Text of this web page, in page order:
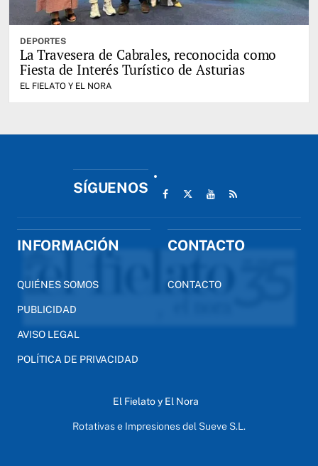
DEPORTES
La Travesera de Cabrales, reconocida como
Fiesta de Interés Turístico de Asturias
EL FIELATO Y EL NORA
SÍGUENOS
INFORMACIÓN
QUIÉNES SOMOS
PUBLICIDAD
AVISO LEGAL
POLÍTICA DE PRIVACIDAD
CONTACTO
CONTACTO
El Fielato y El Nora
Rotativas e Impresiones del Sueve S.L.